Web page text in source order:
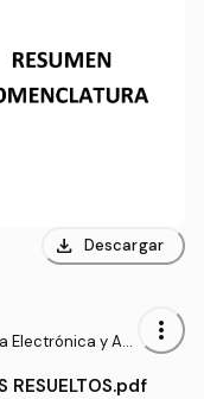
download Descargar
Electrónica y Aut
more_vert
RESUELTOS.pdf